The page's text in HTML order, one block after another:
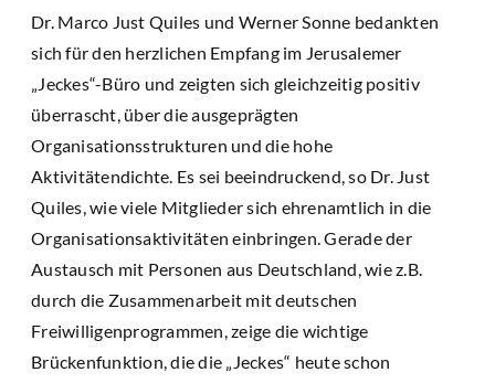
Dr. Marco Just Quiles und Werner Sonne bedankten
sich für den herzlichen Empfang im Jerusalemer
„Jeckes“-Büro und zeigten sich gleichzeitig positiv
überrascht, über die ausgeprägten
Organisationsstrukturen und die hohe
Aktivitätendichte. Es sei beeindruckend, so Dr. Just
Quiles, wie viele Mitglieder sich ehrenamtlich in die
Organisationsaktivitäten einbringen. Gerade der
Austausch mit Personen aus Deutschland, wie z.B.
durch die Zusammenarbeit mit deutschen
Freiwilligenprogrammen, zeige die wichtige
Brückenfunktion, die die „Jeckes“ heute schon